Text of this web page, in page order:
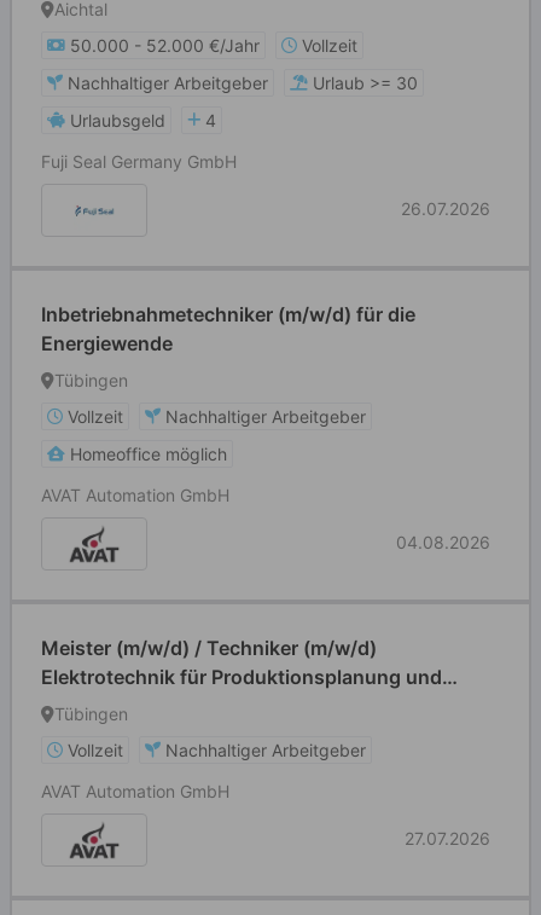
Aichtal
50.000 - 52.000 €/Jahr
Vollzeit
Nachhaltiger Arbeitgeber
Urlaub >= 30
Urlaubsgeld
4
Fuji Seal Germany GmbH
26.07.2026
Inbetriebnahmetechniker (m/w/d) für die
Energiewende
Tübingen
Vollzeit
Nachhaltiger Arbeitgeber
Homeoffice möglich
AVAT Automation GmbH
04.08.2026
Meister (m/w/d) / Techniker (m/w/d)
Elektrotechnik für Produktionsplanung und
Arbeitsvorbereitung
Tübingen
Vollzeit
Nachhaltiger Arbeitgeber
AVAT Automation GmbH
27.07.2026